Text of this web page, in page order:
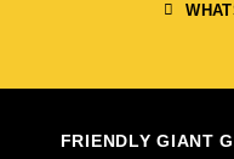
FRIENDLY GIANT